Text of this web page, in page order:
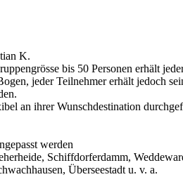
K.
bis 50 Personen erhält
jeder Teilnehmer erhält jedoch
an ihrer Wunschdestination
werden
Schiffdorferdamm,
Überseestadt u. v. a.